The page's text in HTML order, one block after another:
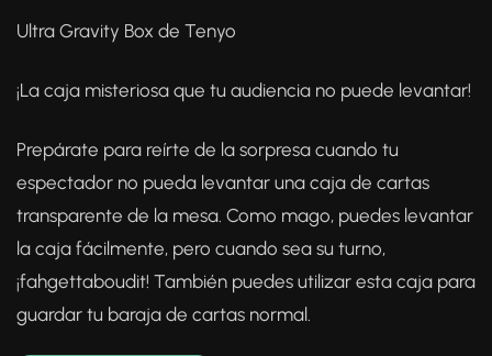
Ultra Gravity Box de Tenyo
¡La caja misteriosa que tu audiencia no puede levantar!
Prepárate para reírte de la sorpresa cuando tu
espectador no pueda levantar una caja de cartas
transparente de la mesa. Como mago, puedes levantar
la caja fácilmente, pero cuando sea su turno,
¡fahgettaboudit! También puedes utilizar esta caja para
guardar tu baraja de cartas normal.